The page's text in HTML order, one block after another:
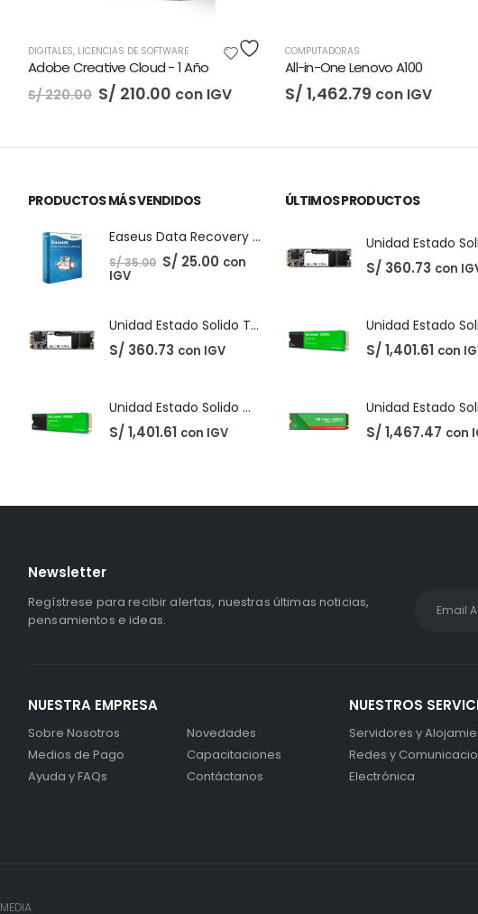
COMPUTADORAS
All-in-One Lenovo A100
S/1,462.79con IGV
PRODUCTOS MÁS VENDIDOS
Easeus Data Recovery Wizard 13.5
S/35.00 El
precio
S/ 25.00Elcon
IGV
Unidad Estado Solido TeamGroup 512GB MS30
S/ 360.73 con IGV
Unidad Estado Solido Western Digital Green SN350 2TB
S/ 1,401.61 con IGV
ÚLTIMOS PRODUCTOS
S/ 360.73 con
S/ 1,401.61 con
S/ 1,467.47 con
Newsletter
Regístrese para recibir alertas, nuestras últimas noticias,
pensamientos e ideas.
NUESTRA EMPRESA
Sobre Nosotros
Medios de Pago
Ayuda y FAQs
Novedades
Capacitaciones
Contáctanos
NUESTROS
Servidores y
Redes y
Electrónica